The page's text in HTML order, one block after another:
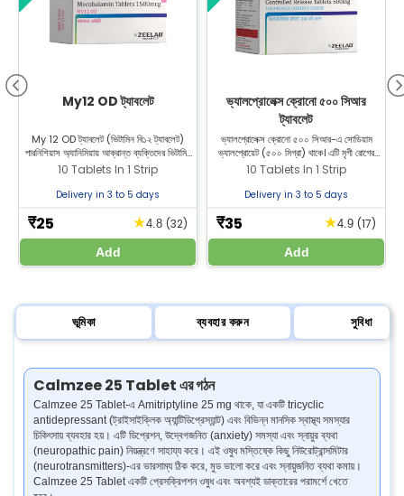
My12 OD ট্যাবলেট
My 12 OD ট্যাবলেট (ভিটামিন বি১২ ট্যাবলেট)
পারনিশিয়াস অ্যানিমিয়ায় আক্রান্ত ব্যক্তিদের ভিটামিন
বি১২ ঘাটতি চিকিৎসায় ব্যবহৃত হয়। কার্যকর চিকিৎসার
জন্য Zeelab Pharmacy থেকে My 12 OD
ট্যাবলেট কিনুন।
10 Tablets In 1 Strip
Delivery in 3 to 5 days
₹25 ★4.8 (32)
Add
ভ্যালপ্রোলেক্স ক্রোনো ৫০০ সিআর
ট্যাবলেট
ভ্যালপ্রোলেক্স ক্রোনো ৫০০ সিআর-এ সোডিয়াম
ভ্যালপ্রোয়েট (৫০০ মিগ্রা) থাকে। এটি মৃগী রোগের
চিকিৎসায় ব্যবহৃত হয়। জিল্যাব ফার্মেসি থেকে
ভ্যালপ্রোলেক্স ক্রোনো ৫০০ সিআর ট্যাবলেট কিনুন।
10 Tablets In 1 Strip
Delivery in 3 to 5 days
₹35 ★4.9 (17)
Add
ভূমিকা ব্যবহার করুন সুবিধা
Calmzee 25 Tablet এর গঠন
Calmzee 25 Tablet-এ Amitriptyline 25 mg থাকে, যা একটি tricyclic
antidepressant (ট্রাইসাইক্লিক অ্যান্টিডিপ্রেস্যান্ট) এবং বিভিন্ন মানসিক স্বাস্থ্য সমস্যার
চিকিৎসায় ব্যবহার হয়। এটি ডিপ্রেশন, উদ্বেগজনিত (anxiety) সমস্যা এবং স্নায়ুর ব্যথা
(neuropathic pain) নিয়ন্ত্রণে সাহায্য করে। এই ওষুধ মস্তিষ্কে কিছু নিউরোট্রান্সমিটার
(neurotransmitters)-এর ভারসাম্য ঠিক করে, মুড ভালো করে এবং স্নায়ুজনিত ব্যথা কমায়।
Calmzee 25 Tablet একটি প্রেসক্রিপশন ওষুধ এবং অবশ্যই ডাক্তারের পরামর্শে খেতে